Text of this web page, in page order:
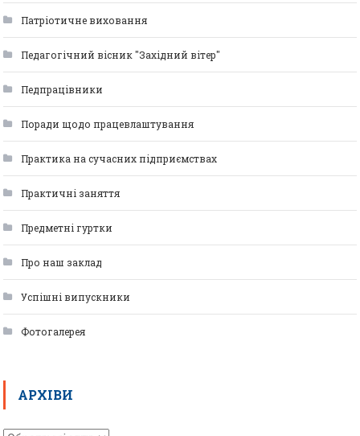
Патріотичне виховання
Педагогічний вісник "Західний вітер"
Педпрацівники
Поради щодо працевлаштування
Практика на сучасних підприємствах
Практичні заняття
Предметні гуртки
Про наш заклад
Успішні випускники
Фотогалерея
АРХІВИ